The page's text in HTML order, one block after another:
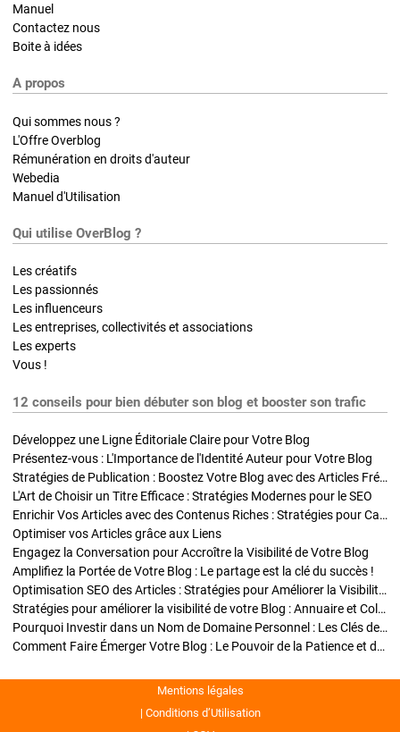
Manuel
Contactez nous
Boite à idées
A propos
Qui sommes nous ?
L'Offre Overblog
Rémunération en droits d'auteur
Webedia
Manuel d'Utilisation
Qui utilise OverBlog ?
Les créatifs
Les passionnés
Les influenceurs
Les entreprises, collectivités et associations
Les experts
Vous !
12 conseils pour bien débuter son blog et booster son trafic
Développez une Ligne Éditoriale Claire pour Votre Blog
Présentez-vous : L'Importance de l'Identité Auteur pour Votre Blog
Stratégies de Publication : Boostez Votre Blog avec des Articles Fréquents et Exclusifs
L'Art de Choisir un Titre Efficace : Stratégies Modernes pour le SEO
Enrichir Vos Articles avec des Contenus Riches : Stratégies pour Captiver et Optimiser
Optimiser vos Articles grâce aux Liens
Engagez la Conversation pour Accroître la Visibilité de Votre Blog
Amplifiez la Portée de Votre Blog : Le partage est la clé du succès !
Optimisation SEO des Articles : Stratégies pour Améliorer la Visibilité de Votre Blog
Stratégies pour améliorer la visibilité de votre Blog : Annuaire et Collaborations
Pourquoi Investir dans un Nom de Domaine Personnel : Les Clés de la Réussite de Votre Blog
Comment Faire Émerger Votre Blog : Le Pouvoir de la Patience et de la Persévérance
Mentions légales
Conditions d’Utilisation